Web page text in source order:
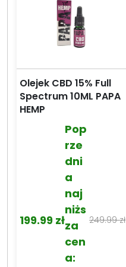
Olejek CBD 15% Full
Spectrum 10ML PAPA
HEMP
249.99zł
Pierwotna
wynosiła:
199.99 zł
Aktualna
Pop
rze
dni
a
naj
niżs
za
cen
a: